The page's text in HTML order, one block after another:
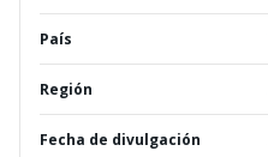
País
Región
Fecha de divulgación